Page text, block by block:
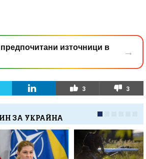
източници в
→
3 3
ЗА УКРАЙНА